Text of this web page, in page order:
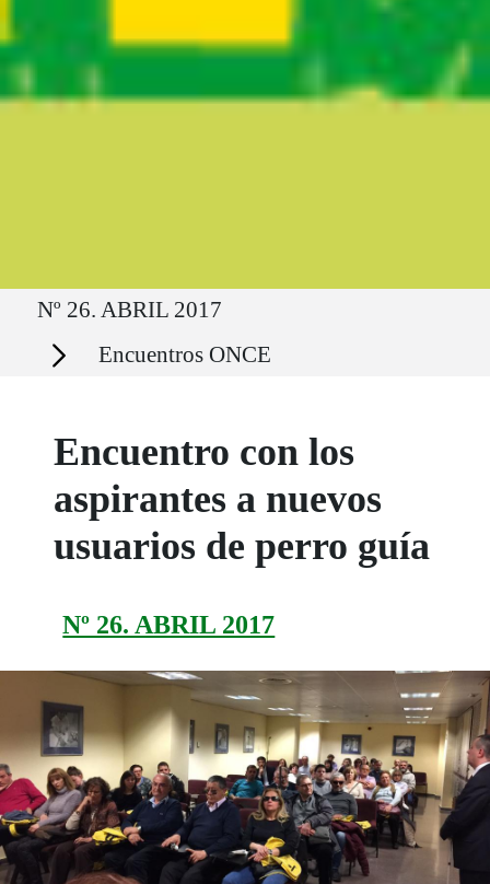
Ruta del sitio
Nº 26. ABRIL 2017
Secciones Encuentros ONCE
Encuentro con los
aspirantes a nuevos
usuarios de perro guía
Nº 26. ABRIL 2017